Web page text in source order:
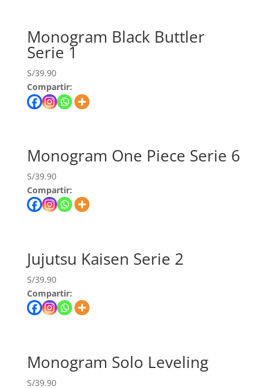
Monogram Black Buttler
Serie 1
S/39.90
Compartir:
Monogram One Piece Serie 6
S/39.90
Compartir:
Jujutsu Kaisen Serie 2
S/39.90
Compartir:
Monogram Solo Leveling
S/39.90